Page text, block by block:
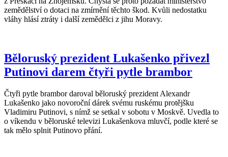
zemědělství o dotaci na zmírnění těchto škod. Kvůli nedostatku
vláhy hlásí ztráty i další zemědělci z jihu Moravy.
Běloruský prezident Lukašenko přivezl
Putinovi darem čtyři pytle brambor
Čtyři pytle brambor daroval běloruský prezident Alexandr
Lukašenko jako novoroční dárek svému ruskému protějšku
Vladimiru Putinovi, s nímž se setkal v sobotu v Moskvě. Uvedla to
o víkendu v běloruské televizi Lukašenkova mluvčí, podle které se
tak mělo splnit Putinovo přání.